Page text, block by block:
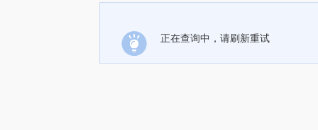
正在查询中，请刷新重试